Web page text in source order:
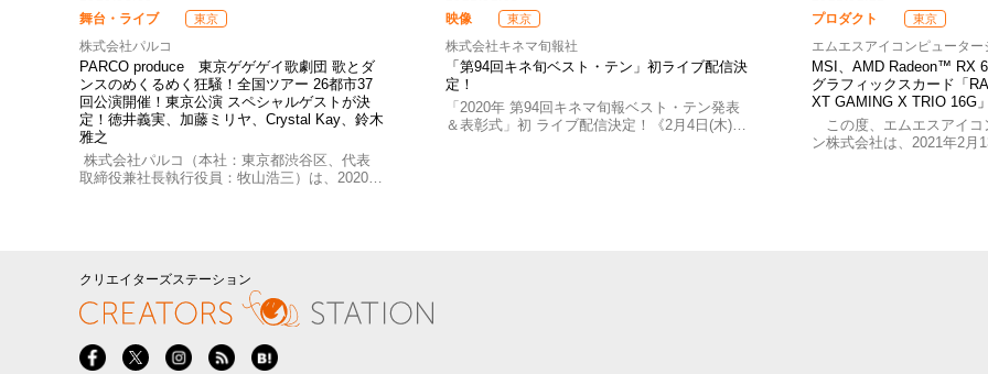
舞台・ライブ
東京
株式会社パルコ
PARCO produce 東京ゲゲゲイ歌劇団 歌とダ
ンスのめくるめく狂騒！全国ツアー 26都市37
回公演開催！東京公演 スペシャルゲストが決
定！徳井義実、加藤ミリヤ、Crystal Kay、鈴木
雅之
株式会社パルコ（本社：東京都渋谷区、代表
取締役兼社長執行役員：牧山浩三）は、2020…
映像
東京
株式会社キネマ旬報社
「第94回キネ旬ベスト・テン」初ライブ配信決
定！
「2020年 第94回キネマ旬報ベスト・テン発表
＆表彰式」初 ライブ配信決定！《2月4日(木)…
プロダクト
東京
エムエスアイコンピューター
MSI、AMD Radeon™ RX
グラフィックスカード「
XT GAMING X TRIO 16G
この度、エムエスアイコ
ン株式会社は、2021年2
クリエイターズステーション